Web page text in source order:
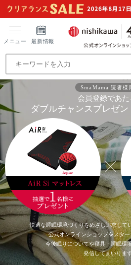
メニュー 最新情報
SmaMama 読者様
会員登録であた
ダブルチャンスプレゼ
快適な睡眠環境づくりをめざし追求し
公式オンラインショップをスタ
今後眠りについてや寝具・睡眠環
発信してまいりま